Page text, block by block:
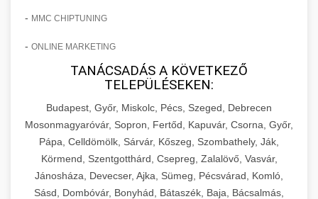
- MMC CHIPTUNING
- ONLINE MARKETING
TANÁCSADÁS A KÖVETKEZŐ
TELEPÜLÉSEKEN:
Budapest, Győr, Miskolc, Pécs, Szeged, Debrecen
Mosonmagyaróvár, Sopron, Fertőd, Kapuvár, Csorna, Győr,
Pápa, Celldömölk, Sárvár, Kőszeg, Szombathely, Ják,
Körmend, Szentgotthárd, Csepreg, Zalalövő, Vasvár,
Jánosháza, Devecser, Ajka, Sümeg, Pécsvárad, Komló,
Sásd, Dombóvár, Bonyhád, Bátaszék, Baja, Bácsalmás,